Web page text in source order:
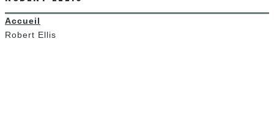
Accueil
Robert Ellis